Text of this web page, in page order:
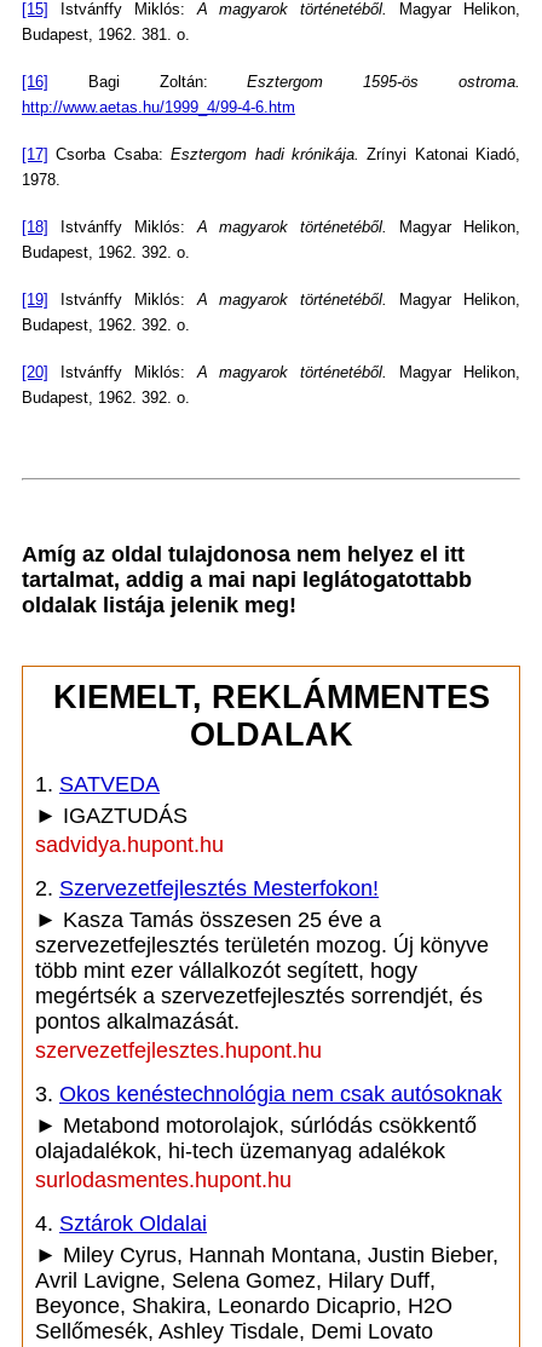
[15] Istvánffy Miklós:A magyarok történetéből.
Magyar Helikon,
Budapest, 1962. 381. o.
[16] Bagi Zoltán:Esztergom 1595-ös ostroma.
http://www.aetas.hu/1999_4/99-4-6.htm
[17] Csorba Csaba:Esztergom hadi krónikája.Zrínyi Katonai Kiadó,
1978.
[18] Istvánffy Miklós:A magyarok történetéből.
Magyar Helikon,
Budapest, 1962. 392. o.
[19] Istvánffy Miklós:A magyarok történetéből.
Magyar Helikon,
Budapest, 1962. 392. o.
[20] Istvánffy Miklós:A magyarok történetéből.
Magyar Helikon,
Budapest, 1962. 392. o.
Amíg az oldal tulajdonosa nem helyez el itt
tartalmat, addig a mai napi leglátogatottabb
oldalak listája jelenik meg!
KIEMELT, REKLÁMMENTES
OLDALAK
1. SATVEDA
► IGAZTUDÁS
sadvidya.hupont.hu
2. Szervezetfejlesztés Mesterfokon!
► Kasza Tamás összesen 25 éve a
szervezetfejlesztés területén mozog. Új könyve
több mint ezer vállalkozót segített, hogy
megértsék a szervezetfejlesztés sorrendjét, és
pontos alkalmazását.
szervezetfejlesztes.hupont.hu
3. Okos kenéstechnológia nem csak autósoknak
► Metabond motorolajok, súrlódás csökkentő
olajadalékok, hi-tech üzemanyag adalékok
surlodasmentes.hupont.hu
4. Sztárok Oldalai
► Miley Cyrus, Hannah Montana, Justin Bieber,
Avril Lavigne, Selena Gomez, Hilary Duff,
Beyonce, Shakira, Leonardo Dicaprio, H2O
Sellőmesék, Ashley Tisdale, Demi Lovato